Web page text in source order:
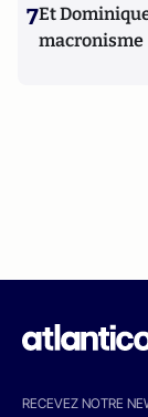
7Et
macronisme
RECEVEZ NOTRE